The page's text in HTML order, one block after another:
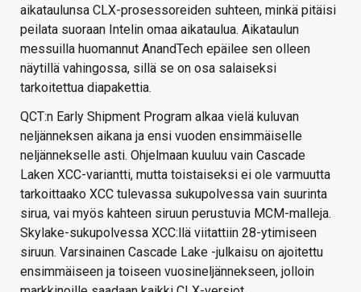
aikataulunsa CLX-prosessoreiden suhteen, minkä pitäisi
peilata suoraan Intelin omaa aikataulua. Aikataulun
messuilla huomannut AnandTech epäilee sen olleen
näytillä vahingossa, sillä se on osa salaiseksi
tarkoitettua diapakettia.
QCT:n Early Shipment Program alkaa vielä kuluvan
neljänneksen aikana ja ensi vuoden ensimmäiselle
neljännekselle asti. Ohjelmaan kuuluu vain Cascade
Laken XCC-variantti, mutta toistaiseksi ei ole varmuutta
tarkoittaako XCC tulevassa sukupolvessa vain suurinta
sirua, vai myös kahteen siruun perustuvia MCM-malleja.
Skylake-sukupolvessa XCC:llä viitattiin 28-ytimiseen
siruun. Varsinainen Cascade Lake -julkaisu on ajoitettu
ensimmäiseen ja toiseen vuosineljännekseen, jolloin